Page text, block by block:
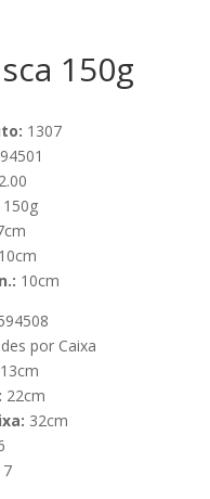
150g
1307
150g
10cm
10cm
por Caixa
13cm
22cm
32cm
7